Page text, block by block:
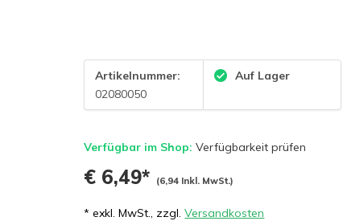
Artikelnummer:
02080050
Auf Lager
Verfügbar im Shop:Verfügbarkeit prüfen
€ 6,49* (6,94 Inkl. MwSt.)
* exkl. MwSt., zzgl.Versandkosten